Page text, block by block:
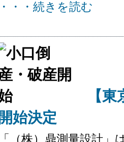
・・・続きを読む
【
開始決定
「（株）鼎測量設計